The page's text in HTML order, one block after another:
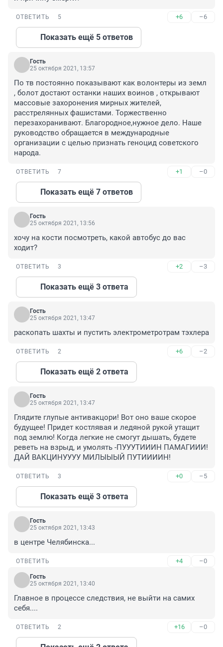
ОТВЕТИТЬ 5 +6 –6
Показать ещё 5 ответов
Гость
25 октября 2021, 13:57
По тв постоянно показывают как волонтеры из земл
, болот достают останки наших воинов , открывают
массовые захоронения мирных жителей,
расстрелянных фашистами. Торжественно
перезахоранивают. Благородное,нужное дело. Наше
руководство обращается в международные
организации с целью признать геноцид советского
народа.
ОТВЕТИТЬ 7 +1 –0
Показать ещё 7 ответов
Гость
25 октября 2021, 13:56
хочу на кости посмотреть, какой автобус до вас
ходит?
ОТВЕТИТЬ 3 +2 –3
Показать ещё 3 ответа
Гость
25 октября 2021, 13:47
раскопать шахты и пустить электрометротрам тэхлера
ОТВЕТИТЬ 2 +6 –2
Показать ещё 2 ответа
Гость
25 октября 2021, 13:47
Глядите глупые антивакцори! Вот оно ваше скорое
будущее! Придет костлявая и ледяной рукой утащит
под землю! Когда легкие не смогут дышать, будете
реветь на взрыд, и умолять -ПУУУТИИИН ПАМАГИИИ!
ДАЙ ВАКЦИНУУУУ МИЛЫЫЫЙ ПУТИИИИН!
ОТВЕТИТЬ 3 +0 –5
Показать ещё 3 ответа
Гость
25 октября 2021, 13:43
в центре Челябинска...
ОТВЕТИТЬ +4 –0
Гость
25 октября 2021, 13:40
Главное в процессе следствия, не выйти на самих
себя....
ОТВЕТИТЬ 2 +16 –0